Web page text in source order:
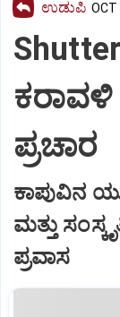
ಉಡುಪಿ OCT
ಪ್ರಚಾರ
ಕಾಪುವಿನ
ಮತ್ತು
ಪ್ರವಾಸ